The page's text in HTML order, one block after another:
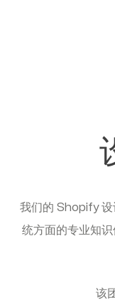
我们的 Shopify 设
统方面的专业知
该